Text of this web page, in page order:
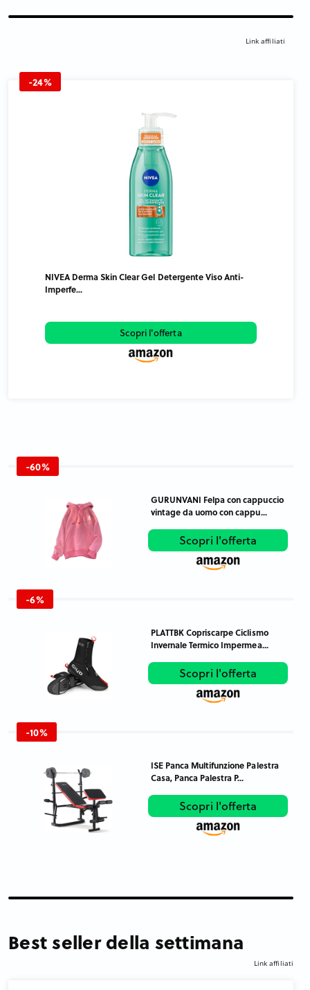
Link affiliati
-24%
NIVEA Derma Skin Clear Gel Detergente Viso Anti-
Imperfe...
Scopri l'offerta
-60%
GURUNVANI Felpa con cappuccio
vintage da uomo con cappu...
Scopri l'offerta
-6%
PLATTBK Copriscarpe Ciclismo
Invernale Termico Impermea...
Scopri l'offerta
-10%
ISE Panca Multifunzione Palestra
Casa, Panca Palestra P...
Scopri l'offerta
Best seller della settimana
Link affiliati